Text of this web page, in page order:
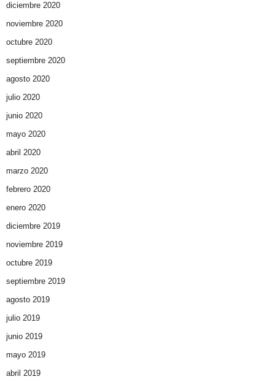
diciembre 2020
noviembre 2020
octubre 2020
septiembre 2020
agosto 2020
julio 2020
junio 2020
mayo 2020
abril 2020
marzo 2020
febrero 2020
enero 2020
diciembre 2019
noviembre 2019
octubre 2019
septiembre 2019
agosto 2019
julio 2019
junio 2019
mayo 2019
abril 2019